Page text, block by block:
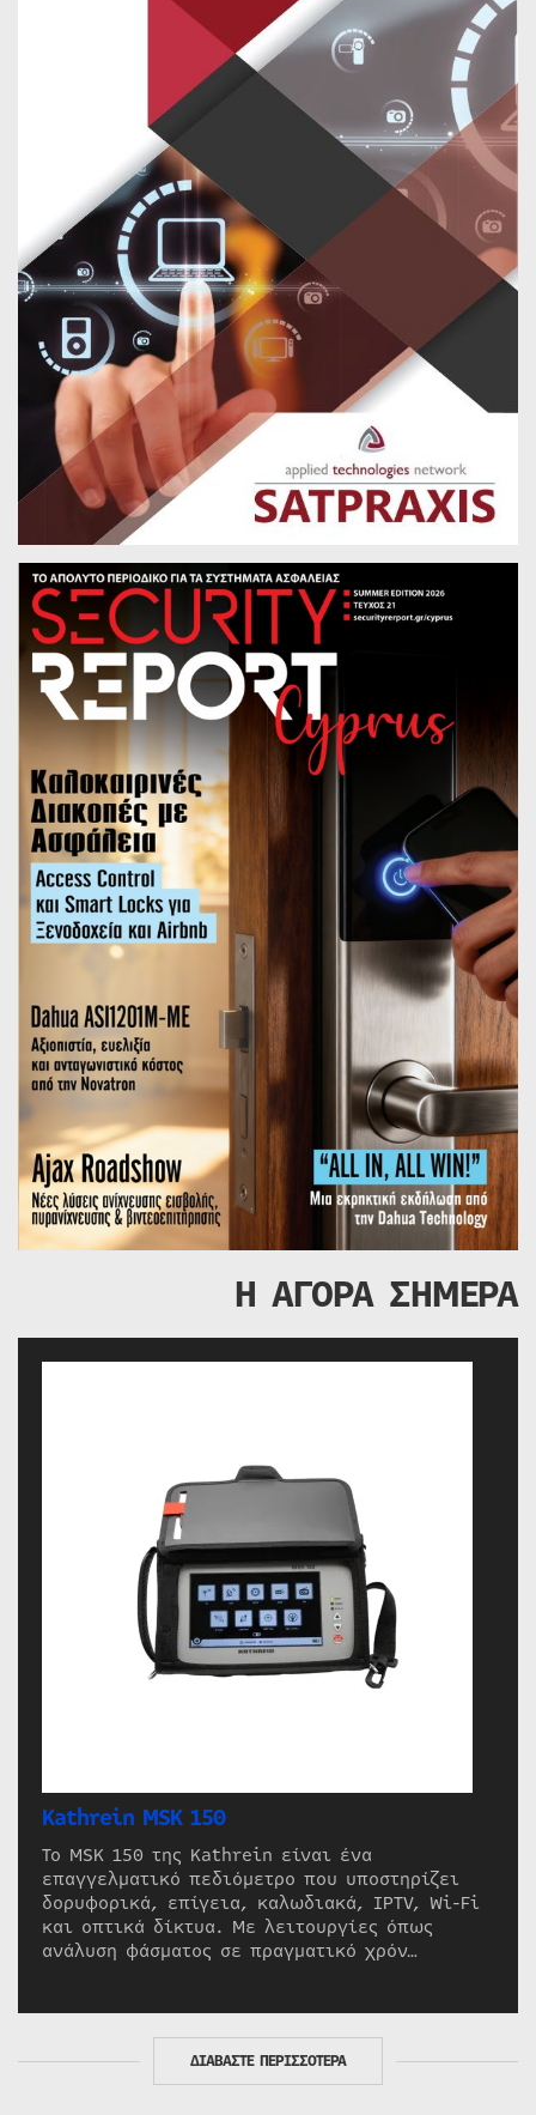
Η ΑΓΟΡΑ ΣΗΜΕΡΑ
Kathrein MSK 150
Το MSK 150 της Kathrein είναι ένα
επαγγελματικό πεδιόμετρο που υποστηρίζει
δορυφορικά, επίγεια, καλωδιακά, IPTV, Wi-Fi
και οπτικά δίκτυα. Με λειτουργίες όπως
ανάλυση φάσματος σε πραγματικό χρόν…
ΔΙΑΒΑΣΤΕ ΠΕΡΙΣΣΟΤΕΡΑ